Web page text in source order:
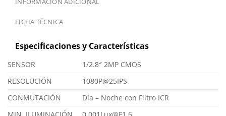
FICHA TÉCNICA
Especificaciones y Características
SENSOR
1/2.8″ 2MP CMOS
RESOLUCIÓN
1080P@25IPS
CONMUTACIÓN
Día – Noche con Filtro ICR